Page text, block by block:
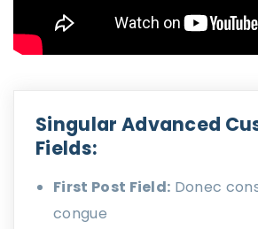
Singular Advanced
Fields:
First Post Field: Donec
congue